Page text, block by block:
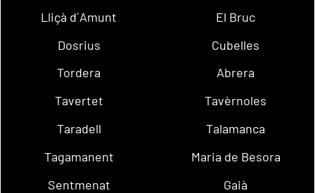
Lliçà d´Amunt
El Bruc
Dosrius
Cubelles
Tordera
Abrera
Tavertet
Tavèrnoles
Taradell
Talamanca
Tagamanent
Maria de Besora
Sentmenat
Gaià